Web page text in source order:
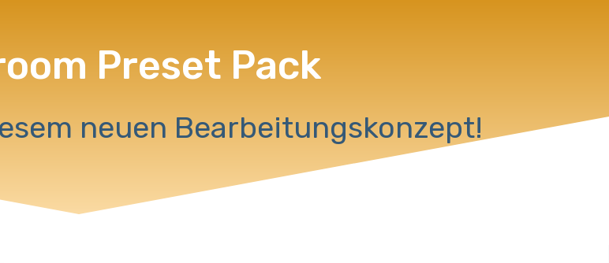
Preset Pack
neuen Bearbeitungskonzept!